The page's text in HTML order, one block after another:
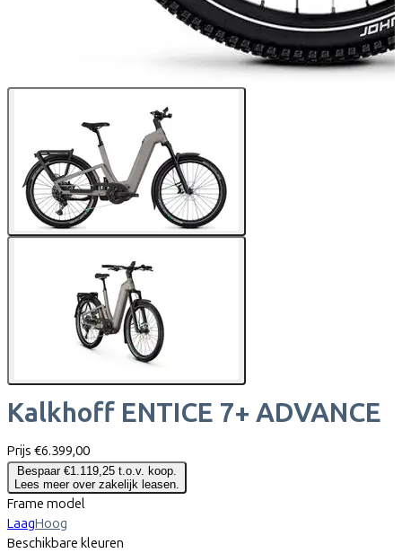
Kalkhoff ENTICE 7+ ADVANCE
Prijs €6.399,00
Bespaar €1.119,25 t.o.v. koop.
Lees meer over zakelijk leasen.
Frame model
LaagHoog
Beschikbare kleuren